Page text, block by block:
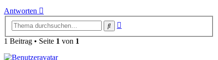
Antworten
Suche
1 Beitrag • Seite 1 von 1